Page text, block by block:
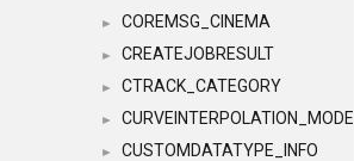
► COREMSG_CINEMA
► CREATEJOBRESULT
► CTRACK_CATEGORY
► CURVEINTERPOLATION_MODE
► CUSTOMDATATYPE_INFO